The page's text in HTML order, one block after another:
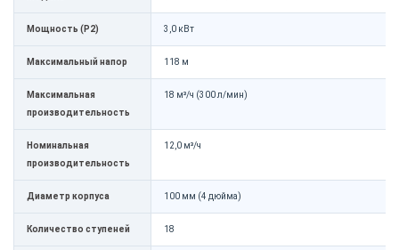
Мощность (P2) 3,0 кВт
Максимальный напор 118 м
Максимальная
производительность
18 м³/ч (300 л/мин)
Номинальная
производительность
12,0 м³/ч
Диаметр корпуса 100 мм (4 дюйма)
Количество ступеней 18